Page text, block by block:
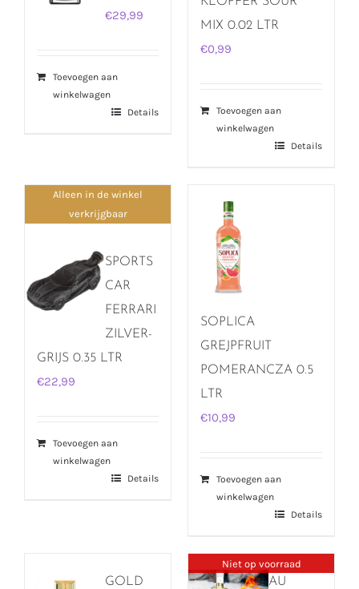
€29,99
Toevoegen aan
winkelwagen
Details
MIX 0.02 LTR
€0,99
Toevoegen aan
winkelwagen
Details
Alleen in de winkel
verkrijgbaar
SPORTS
CAR
FERRARI
ZILVER-
GRIJS 0.35 LTR
€22,99
Toevoegen aan
winkelwagen
Details
SOPLICA
GREJPFRUIT
POMERANCZA 0.5
LTR
€10,99
Toevoegen aan
winkelwagen
Details
GOLD
Niet op voorraad
AU